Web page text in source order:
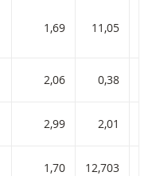
met ISIN code:
1,69 11,05
code:
2,06 0,38
code:
2,99 2,01
1,70 12,703